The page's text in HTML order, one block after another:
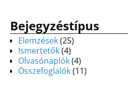
Bejegyzéstípus
Elemzések(25)
Ismertetők(4)
Olvasónaplók(4)
Összefoglalók(11)